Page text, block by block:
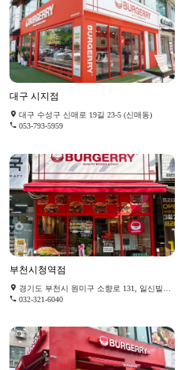
대구 시지점
대구 수성구 신매로 19길 23-5 (신매동)
053-793-5959
부천시청역점
경기도 부천시 원미구 소향로 131, 일신빌딩 102호
032-321-6040